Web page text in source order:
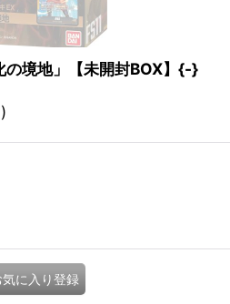
の境地」【未開封BOX】{-}
気に入り登録